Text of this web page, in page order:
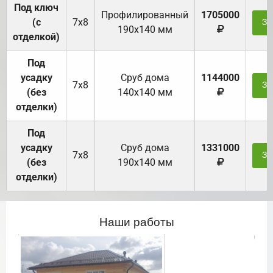
Под ключ
(с
отделкой)
7х8
Профилированный
190х140 мм
1705000
Под
усадку
(без
отделки)
7х8
Cруб дома
140х140 мм
1144000
Под
усадку
(без
отделки)
7х8
Cруб дома
190х140 мм
1331000
Наши работы